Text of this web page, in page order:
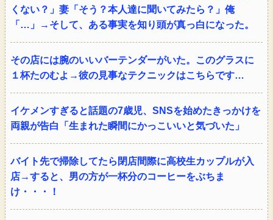
くない？」妻「そう？本人達に聞いてみたら？」俺
「…」→そして、ある事実を知り頭が真っ白になった。
その店には腕のいいバーテンダーがいた。このグラスに
１杯たのむよ→彼の見事なテクニックはこちらです…
イケメンすぎると話題の7歳児、SNSを始めたきっかけを
両親が告白「生まれた瞬間にかっこいいと気づいた」
バイト先で掃除してたら閉店間際に高校生カップルが入
店→すると、男の方が一杯分のコーヒーをぶちま
け・・・！